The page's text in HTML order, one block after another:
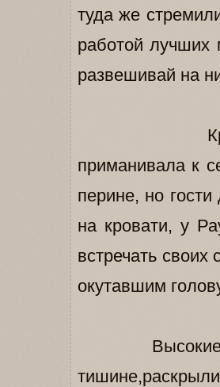
туда же
работой лучших
развешивай на
Кровать за
приманивала к
перине, но
на кровати, у
встречать
окутавшим
Высокие